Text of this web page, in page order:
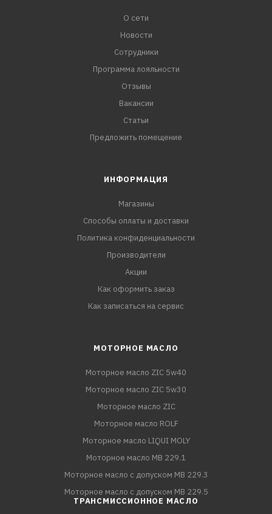
О сети
Новости
Сотрудники
Программа лояльности
Отзывы
Вакансии
Статьи
Предложить помещение
ИНФОРМАЦИЯ
Магазины
Способы оплаты и доставки
Политика конфиденциальности
Производители
Акции
Как оформить заказ
Как записаться на сервис
МОТОРНОЕ МАСЛО
Моторное масло ZIC 5w40
Моторное масло ZIC 5w30
Моторное масло ZIC
Моторное масло ROLF
Моторное масло LIQUI MOLY
Моторное масло MB 229.1
Моторное масло с допуском MB 229.3
Моторное масло с допуском MB 229.5
ТРАНСМИССИОННОЕ МАСЛО